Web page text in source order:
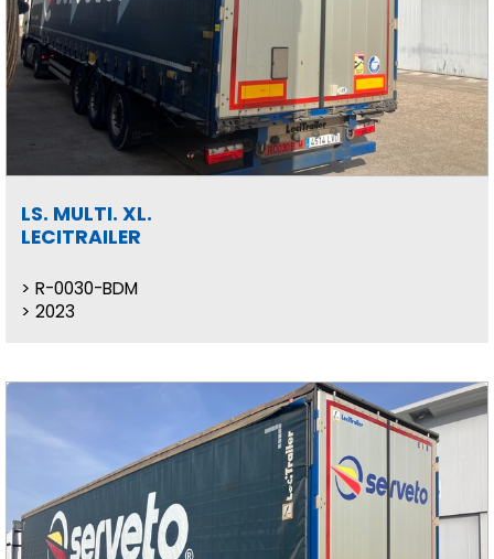
LS. MULTI. XL.
LECITRAILER
R-0030-BDM
2023